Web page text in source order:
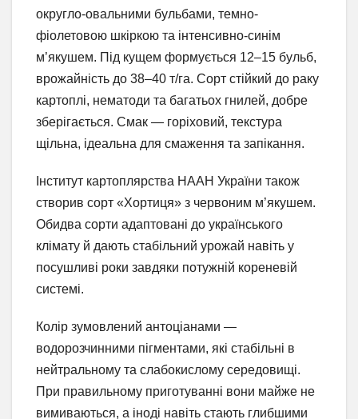
округло-овальними бульбами, темно-
фіолетовою шкіркою та інтенсивно-синім
м’якушем. Під кущем формується 12–15 бульб,
врожайність до 38–40 т/га. Сорт стійкий до раку
картоплі, нематоди та багатьох гнилей, добре
зберігається. Смак — горіховий, текстура
щільна, ідеальна для смаження та запікання.
Інститут картоплярства НААН України також
створив сорт «Хортиця» з червоним м’якушем.
Обидва сорти адаптовані до українського
клімату й дають стабільний урожай навіть у
посушливі роки завдяки потужній кореневій
системі.
Колір зумовлений антоціанами —
водорозчинними пігментами, які стабільні в
нейтральному та слабокислому середовищі.
При правильному приготуванні вони майже не
вимиваються, а іноді навіть стають глибшими